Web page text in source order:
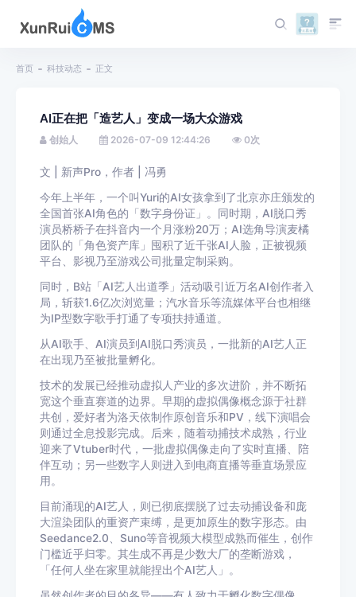
首页 科技动态 正文
AI正在把「造艺人」变成一场大众游戏
创始人 2026-07-09 12:44:26 0次
文 | 新声Pro，作者 | 冯勇
今年上半年，一个叫Yuri的AI女孩拿到了北京亦庄颁发的
全国首张AI角色的「数字身份证」。同时期，AI脱口秀
演员桥桥子在抖音内一个月涨粉20万；AI选角导演麦橘
团队的「角色资产库」囤积了近千张AI人脸，正被视频
平台、影视乃至游戏公司批量定制采购。
同时，B站「AI艺人出道季」活动吸引近万名AI创作者入
局，斩获1.6亿次浏览量；汽水音乐等流媒体平台也相继
为IP型数字歌手打通了专项扶持通道。
从AI歌手、AI演员到AI脱口秀演员，一批新的AI艺人正
在出现乃至被批量孵化。
技术的发展已经推动虚拟人产业的多次进阶，并不断拓
宽这个垂直赛道的边界。早期的虚拟偶像概念源于社群
共创，爱好者为洛天依制作原创音乐和PV，线下演唱会
则通过全息投影完成。后来，随着动捕技术成熟，行业
迎来了Vtuber时代，一批虚拟偶像走向了实时直播、陪
伴互动；另一些数字人则进入到电商直播等垂直场景应
用。
目前涌现的AI艺人，则已彻底摆脱了过去动捕设备和庞
大渲染团队的重资产束缚，是更加原生的数字形态。由
Seedance2.0、Suno等音视频大模型成熟而催生，创作
门槛近乎归零。其生成不再是少数大厂的垄断游戏，
「任何人坐在家里就能捏出个AI艺人」。